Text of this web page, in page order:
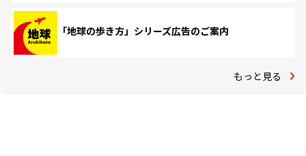
「地球の歩き方」シリーズ広告のご案内
もっと見る